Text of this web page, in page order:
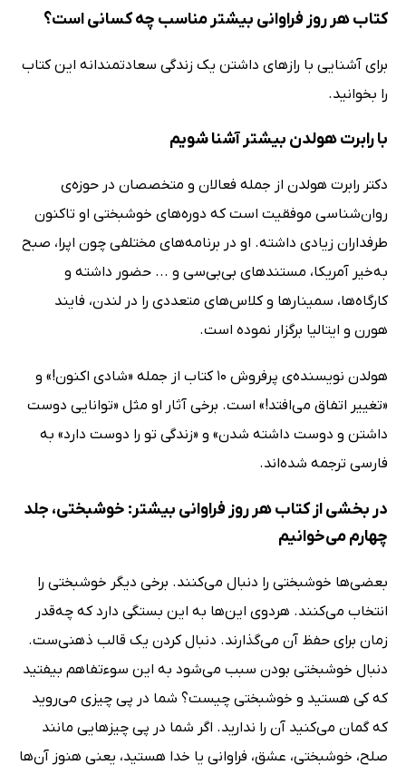
کتاب هر روز فراوانی بیشتر مناسب چه کسانی است؟
برای آشنایی با رازهای داشتن یک زندگی سعادتمندانه این کتاب
را بخوانید.
با رابرت هولدن بیشتر آشنا شویم
دکتر رابرت هولدن از جمله فعالان و متخصصان در حوزه‌ی
روان‌شناسی موفقیت است که دوره‌های خوشبختی او تاکنون
طرفداران زیادی داشته. او در برنامه‌های مختلفی چون اپرا، صبح
به‌خیر آمریکا، مستندهای بی‌بی‌سی و ... حضور داشته و
کارگاه‌ها، سمینارها و کلاس‌های متعددی را در لندن، فایند
هورن و ایتالیا برگزار نموده است.
هولدن نویسنده‌ی پرفروش 10 کتاب از جمله «شادی اکنون!» و
«تغییر اتفاق می‌افتد!» است. برخی آثار او مثل «توانایی دوست
داشتن و دوست داشته شدن» و «زندگی تو را دوست دارد» به
فارسی ترجمه شده‌‌اند.
در بخشی از کتاب هر روز فراوانی بیشتر: خوشبختی، جلد
چهارم می‌خوانیم
بعضی‌ها خوشبختی را دنبال می‌کنند. برخی دیگر خوشبختی را
انتخاب می‌کنند. هردوی این‌ها به این بستگی دارد که چه‌قدر
زمان برای حفظ آن می‌گذارند. دنبال کردن یک قالب ذهنی‌ست.
دنبال خوشبختی بودن سبب می‌شود به این سوءتفاهم بیفتید
که کی هستید و خوشبختی چیست؟ شما در پی چیزی می‌روید
که گمان می‌کنید آن را ندارید. اگر شما در پی چیزهایی مانند
صلح، خوشبختی، عشق، فراوانی یا خدا هستید، یعنی هنوز آن‌ها